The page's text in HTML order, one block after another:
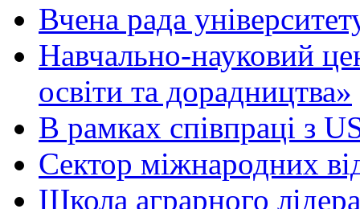
Вчена рада
Навчально-науковий
освіти та дорадництва»
В рамках співпраці з
Сектор міжнародних
Школа аграрного лідера